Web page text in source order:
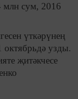
млн сум, 2016
үткәрүнең
узды.
җитәкчесе